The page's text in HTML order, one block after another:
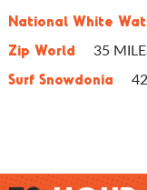
National White
Zip World 35
Surf Snowdonia